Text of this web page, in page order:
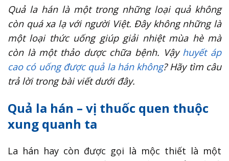
Quả la hán là một trong những loại quả không
còn quá xa lạ với người Việt. Đây không những là
một loại thức uống giúp giải nhiệt mùa hè mà
còn là một thảo dược chữa bệnh. Vậy huyết áp
cao có uống được quả la hán không? Hãy tìm câu
trả lời trong bài viết dưới đây.
Quả la hán – vị thuốc quen thuộc
xung quanh ta
La hán hay còn được gọi là mộc thiết là một